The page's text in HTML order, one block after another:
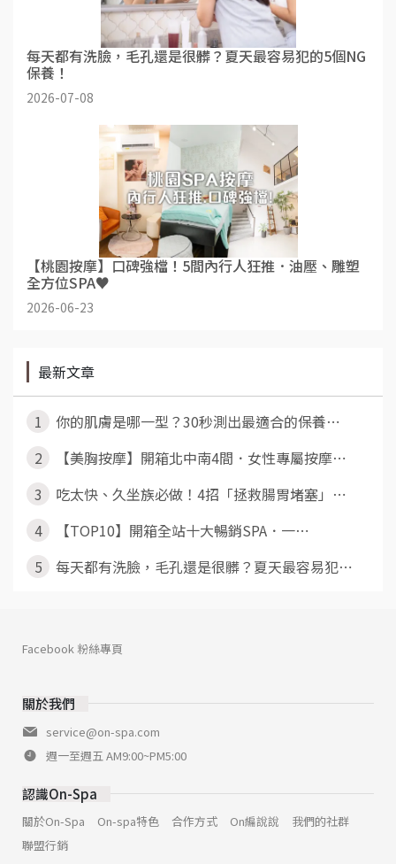
每天都有洗臉，毛孔還是很髒？夏天最容易犯的5個NG
保養！
2026-07-08
【桃園按摩】口碑強檔！5間內行人狂推．油壓、雕塑
全方位SPA♥
2026-06-23
最新文章
1
你的肌膚是哪一型？30秒測出最適合的保養⋯
2
【美胸按摩】開箱北中南4間．女性專屬按摩⋯
3
吃太快、久坐族必做！4招「拯救腸胃堵塞」⋯
4
【TOP10】開箱全站十大暢銷SPA．一⋯
5
每天都有洗臉，毛孔還是很髒？夏天最容易犯⋯
關於我們
service@on-spa.com
週一至週五 AM9:00~PM5:00
認識On-Spa
關於On-Spa On-spa特色 合作方式 On編說說
我們的社群
聯盟行銷
Facebook 粉絲專頁